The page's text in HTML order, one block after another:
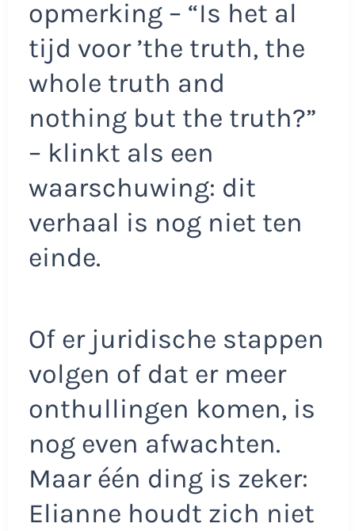
opmerking – “Is het al
tijd voor ’the truth, the
whole truth and
nothing but the truth?”
– klinkt als een
waarschuwing: dit
verhaal is nog niet ten
einde.
Of er juridische stappen
volgen of dat er meer
onthullingen komen, is
nog even afwachten.
Maar één ding is zeker:
Elianne houdt zich niet